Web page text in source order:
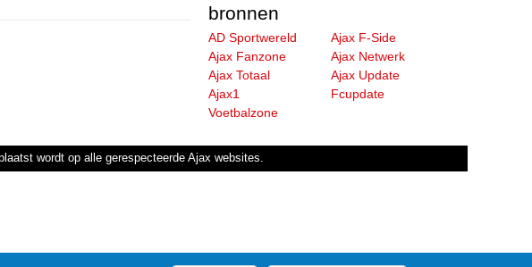
bronnen
AD Sportwereld
Ajax F-Side
Ajax Fanzone
Ajax Netwerk
Ajax Totaal
Ajax Update
Ajax1
Fcupdate
Voetbalzone
wordt op alle gerespecteerde Ajax websites.